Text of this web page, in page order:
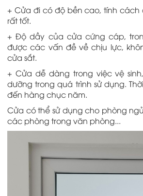
+ Cửa đi có độ bền cao, tính
rất tốt.
+ Độ dầy của cửa cứng cáp,
được các vấn đề về chịu lực,
cửa sắt.
+ Cửa dễ dàng trong việc vệ
dưỡng trong quá trình sử dụng.
đến hàng chục năm.
Cửa có thể sử dụng cho phòng
các phòng trong văn phòng...